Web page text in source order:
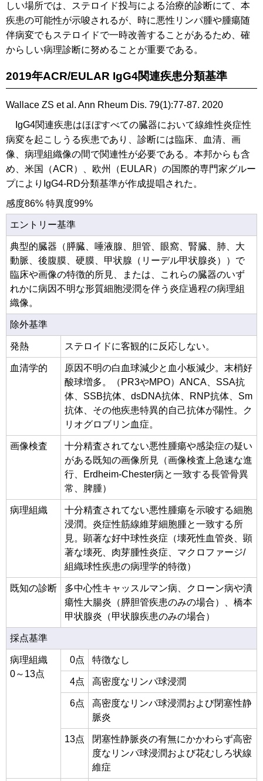
しい場所では、ステロイド投与による治療的診断にて、本
疾患の可能性が示唆されるが、時に悪性リンパ腫や腫瘍随
伴病変でもステロイドで一時改善することがあるため、確
からしい病理診断に努めることが重要である。
2019年ACR/EULAR IgG4関連疾患分類基準
Wallace ZS et al. Ann Rheum Dis. 79(1):77-87. 2020
IgG4関連疾患はほぼすべての臓器において線維性炎症性
病変を起こしうる疾患であり、診断には臨床、血清、画
像、病理組織像の間で関連性が必要である。本邦からも含
め、米国（ACR）、欧州（EULAR）の国際的専門家グルー
プによりIgG4-RD分類基準が作成提唱された。
感度86% 特異度99%
エントリー基準
典型的臓器（膵臓、唾液腺、胆管、眼窩、腎臓、肺、大
動脈、後腹膜、硬膜、甲状腺（リーデル甲状腺炎））で
臨床や画像の特徴的所見、または、これらの臓器のいず
れかに病因不明な形質細胞浸潤を伴う炎症過程の病理組
織像。
除外基準
発熱 ステロイドに客観的に反応しない。
血清学的
原因不明の白血球減少と血小板減少。末梢好
酸球増多。（PR3やMPO）ANCA、SSA抗
体、SSB抗体、dsDNA抗体、RNP抗体、Sm
抗体、その他疾患特異的自己抗体が陽性。ク
リオグロブリン血症。
画像検査
十分精査されてない悪性腫瘍や感染症の疑い
がある既知の画像所見（画像検査上急速な進
行、Erdheim-Chester病と一致する長管骨異
常、脾腫）
病理組織
十分精査されてない悪性腫瘍を示唆する細胞
浸潤。炎症性筋線維芽細胞腫と一致する所
見。顕著な好中球性炎症（壊死性血管炎、顕
著な壊死、肉芽腫性炎症、マクロファージ/
組織球性疾患の病理学的特徴）
既知の診断
多中心性キャッスルマン病、クローン病や潰
瘍性大腸炎（膵胆管疾患のみの場合）、橋本
甲状腺炎（甲状腺疾患のみの場合）
採点基準
病理組織
0～13点
0点 特徴なし
4点 高密度なリンパ球浸潤
6点
高密度なリンパ球浸潤および閉塞性静
脈炎
13点
閉塞性静脈炎の有無にかかわらず高密
度なリンパ球浸潤および花むしろ状線
維症